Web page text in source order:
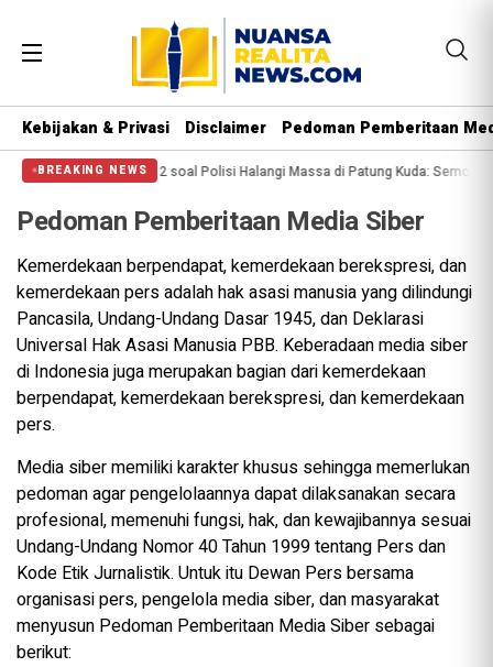
Kebijakan & Privasi Disclaimer Pedoman Pemberitaan
BREAKING NEWS
Tewas PA 212 soal Polisi Halangi Massa di Patung Kuda: Semoga Aparat
Pedoman Pemberitaan Media Siber
Kemerdekaan berpendapat, kemerdekaan berekspresi, dan
kemerdekaan pers adalah hak asasi manusia yang dilindungi
Pancasila, Undang-Undang Dasar 1945, dan Deklarasi
Universal Hak Asasi Manusia PBB. Keberadaan media siber
di Indonesia juga merupakan bagian dari kemerdekaan
berpendapat, kemerdekaan berekspresi, dan kemerdekaan
pers.
Media siber memiliki karakter khusus sehingga memerlukan
pedoman agar pengelolaannya dapat dilaksanakan secara
profesional, memenuhi fungsi, hak, dan kewajibannya sesuai
Undang-Undang Nomor 40 Tahun 1999 tentang Pers dan
Kode Etik Jurnalistik. Untuk itu Dewan Pers bersama
organisasi pers, pengelola media siber, dan masyarakat
menyusun Pedoman Pemberitaan Media Siber sebagai
berikut: